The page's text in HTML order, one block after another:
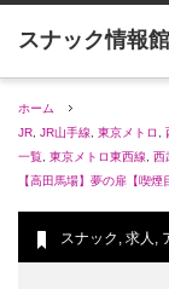
ホーム
JR JR山手線 東京メトロ
一覧 東京メトロ東西線 西
【高田馬場】夢の扉【喫煙
スナック , 求人 ,